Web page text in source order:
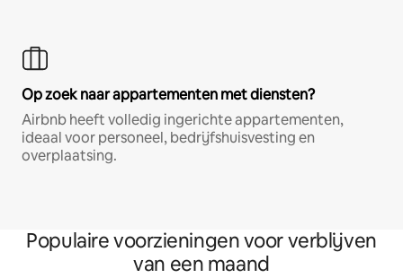
Op zoek naar appartementen met diensten?
Airbnb heeft volledig ingerichte appartementen,
ideaal voor personeel, bedrijfshuisvesting en
overplaatsing.
Populaire voorzieningen voor verblijven
van een maand